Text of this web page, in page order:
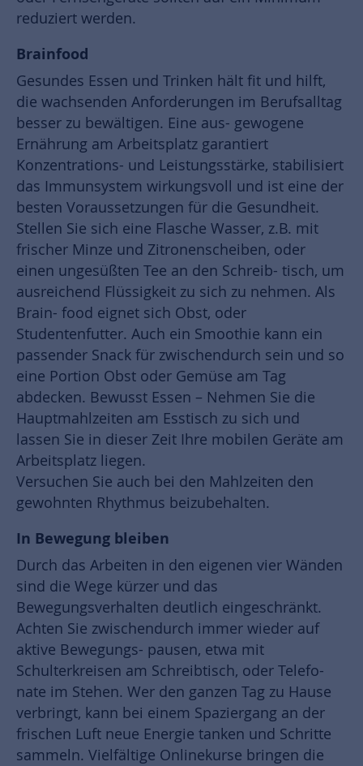
reduziert werden.
Brainfood
Gesundes Essen und Trinken hält fit und hilft,
die wachsenden Anforderungen im Berufsalltag
besser zu bewältigen. Eine aus- gewogene
Ernährung am Arbeitsplatz garantiert
Konzentrations- und Leistungsstärke, stabilisiert
das Immunsystem wirkungsvoll und ist eine der
besten Voraussetzungen für die Gesundheit.
Stellen Sie sich eine Flasche Wasser, z.B. mit
frischer Minze und Zitronenscheiben, oder
einen ungesüßten Tee an den Schreib- tisch, um
ausreichend Flüssigkeit zu sich zu nehmen. Als
Brain- food eignet sich Obst, oder
Studentenfutter. Auch ein Smoothie kann ein
passender Snack für zwischendurch sein und so
eine Portion Obst oder Gemüse am Tag
abdecken. Bewusst Essen – Nehmen Sie die
Hauptmahlzeiten am Esstisch zu sich und
lassen Sie in dieser Zeit Ihre mobilen Geräte am
Arbeitsplatz liegen.
Versuchen Sie auch bei den Mahlzeiten den
gewohnten Rhythmus beizubehalten.
In Bewegung bleiben
Durch das Arbeiten in den eigenen vier Wänden
sind die Wege kürzer und das
Bewegungsverhalten deutlich eingeschränkt.
Achten Sie zwischendurch immer wieder auf
aktive Bewegungs- pausen, etwa mit
Schulterkreisen am Schreibtisch, oder Telefo-
nate im Stehen. Wer den ganzen Tag zu Hause
verbringt, kann bei einem Spaziergang an der
frischen Luft neue Energie tanken und Schritte
sammeln. Vielfältige Onlinekurse bringen die